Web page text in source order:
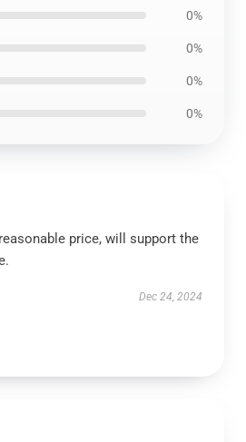
0%
0%
0%
0%
price, will support the
Dec 24, 2024